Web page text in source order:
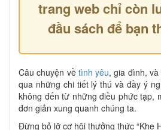
trang web chỉ còn
đầu sách để bạn
Câu chuyện về tình yêu, gia đình,
qua những chi tiết lý thú và đầy ý
không đến từ những điều phức tạp,
đơn giản xung quanh chúng ta.
Đừng bỏ lỡ cơ hội thưởng thức “Khe